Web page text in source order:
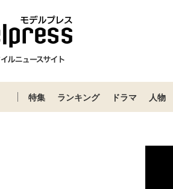
特集 ランキング ドラマ 人物